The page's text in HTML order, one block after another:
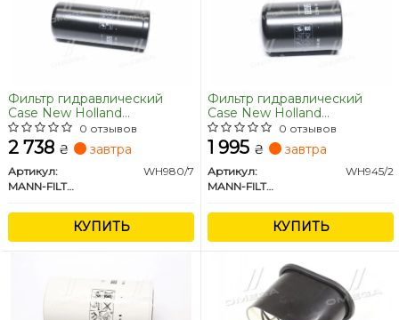
Фильтр гидравлический
Case New Holland
WH980/7(пр-во MANN)
0 отзывов
2 738 ₴ завтра
Артикул:
WH980/7
MANN-FILTER
КУПИТЬ
Фильтр гидравлический
Case New Holland
WH945/2(пр-во MANN)
0 отзывов
1 995 ₴ завтра
Артикул:
WH945/2
MANN-FILTER
КУПИТЬ